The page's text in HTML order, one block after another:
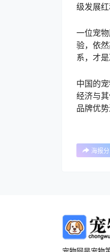
级发展
一位宠
验，依
系，才
中国的
经济与
品牌优
海报